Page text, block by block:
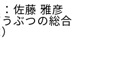
佐藤 雅彦
ぶつの総合